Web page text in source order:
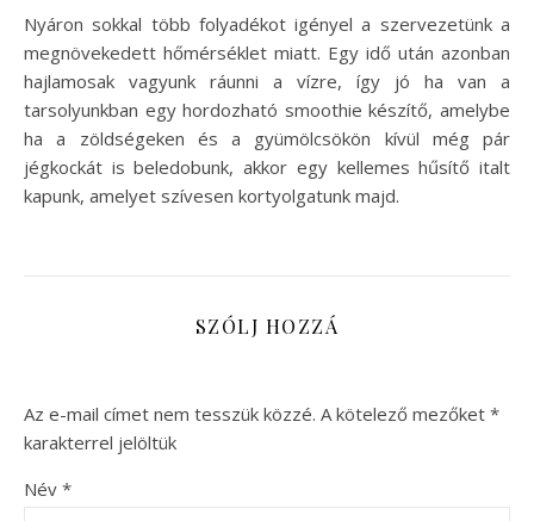
Nyáron sokkal több folyadékot igényel a szervezetünk a
megnövekedett hőmérséklet miatt. Egy idő után azonban
hajlamosak vagyunk ráunni a vízre, így jó ha van a
tarsolyunkban egy hordozható smoothie készítő, amelybe
ha a zöldségeken és a gyümölcsökön kívül még pár
jégkockát is beledobunk, akkor egy kellemes hűsítő italt
kapunk, amelyet szívesen kortyolgatunk majd.
SZÓLJ HOZZÁ
Az e-mail címet nem tesszük közzé. A kötelező mezőket *
karakterrel jelöltük
Név *